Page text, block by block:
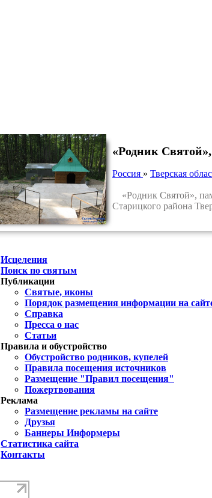
«Родник
Россия » Тверская
«Родник Святой»,
Старицкого района
Исцеления
Поиск по святым
Публикации
Святые, иконы
Порядок размещения информации на
Справка
Пресса о нас
Статьи
Правила и обустройство
Обустройство родников, купелей
Правила посещения источников
Размещение "Правил посещения"
Пожертвования
Реклама
Размещение рекламы на сайте
Друзья
Баннеры Информеры
Статистика сайта
Контакты